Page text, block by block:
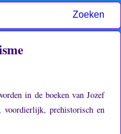
Zoeken
in de boeken van Jozef
voordierlijk, prehistorisch en